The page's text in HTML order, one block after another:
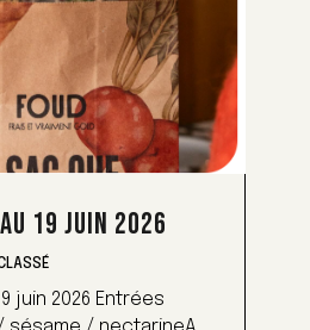
19 JUIN 2026
juin 2026 Entrées